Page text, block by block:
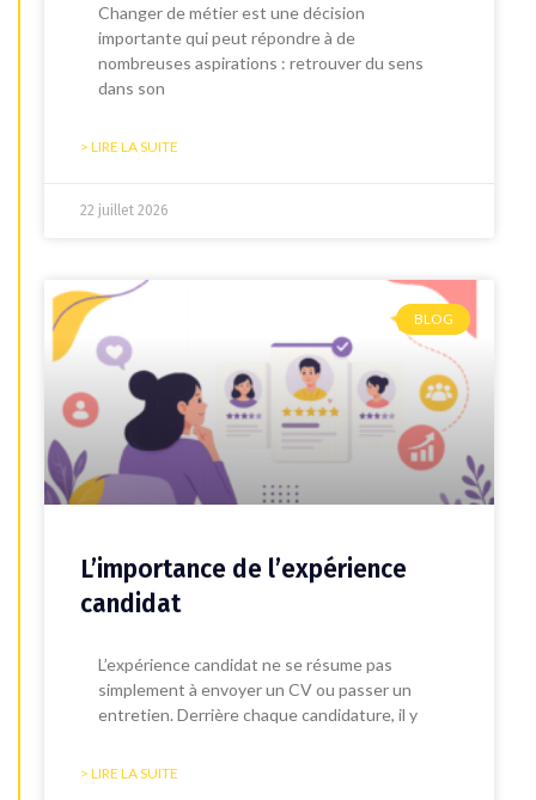
Changer de métier est une décision
importante qui peut répondre à de
nombreuses aspirations : retrouver du sens
dans son
> LIRE LA SUITE
22 juillet 2026
BLOG
L’importance de l’expérience
candidat
L’expérience candidat ne se résume pas
simplement à envoyer un CV ou passer un
entretien. Derrière chaque candidature, il y
> LIRE LA SUITE